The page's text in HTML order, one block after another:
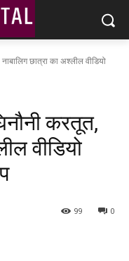
छात्रा का अश्लील वीडियो
करतूत,
वीडियो
0
99